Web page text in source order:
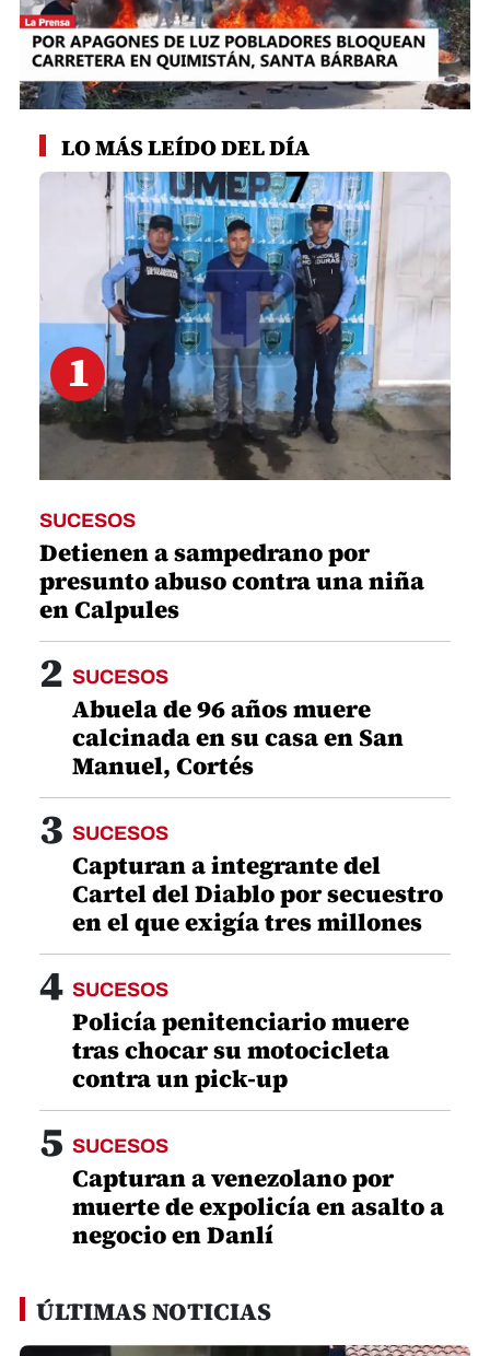
secondsLO MÁS LEÍDO DEL DÍA
1
SUCESOS
Detienen a sampedrano por
presunto abuso contra una niña
en Calpules
2 SUCESOS
Abuela de 96 años muere
calcinada en su casa en San
Manuel, Cortés
3 SUCESOS
Capturan a integrante del
Cartel del Diablo por secuestro
en el que exigía tres millones
4 SUCESOS
Policía penitenciario muere
tras chocar su motocicleta
contra un pick-up
5 SUCESOS
Capturan a venezolano por
muerte de expolicía en asalto a
negocio en Danlí
ÚLTIMAS NOTICIAS